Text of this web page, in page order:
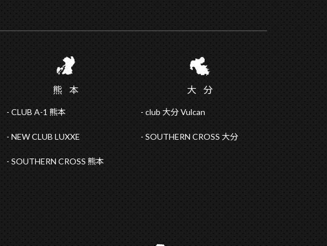
熊本
CLUB A-1 熊本
NEW CLUB LUXXE
SOUTHERN CROSS 熊本
大分
club 大分 Vulcan
SOUTHERN CROSS 大分